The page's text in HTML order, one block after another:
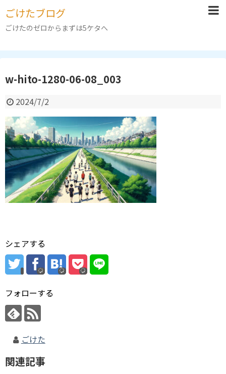
ごけたブログ
ごけたのゼロからまずは5ケタへ
w-hito-1280-06-08_003
2024/7/2
シェアする
フォローする
ごけた
関連記事